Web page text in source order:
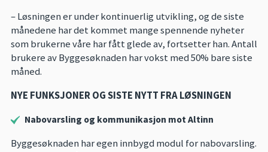
– Løsningen er under kontinuerlig utvikling, og de siste
månedene har det kommet mange spennende nyheter
som brukerne våre har fått glede av, fortsetter han. Antall
brukere av Byggesøknaden har vokst med 50% bare siste
måned.
NYE FUNKSJONER OG SISTE NYTT FRA LØSNINGEN
Nabovarsling og kommunikasjon mot Altinn
Byggesøknaden har egen innbygd modul for nabovarsling.